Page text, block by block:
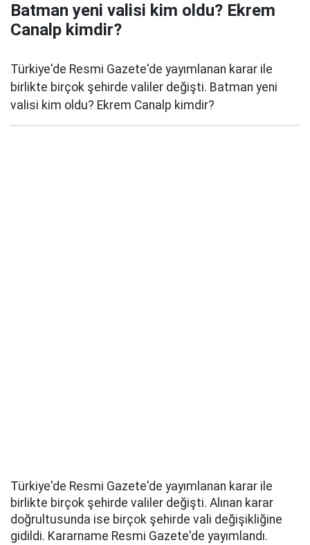
Batman yeni valisi kim oldu? Ekrem
Canalp kimdir?
Türkiye'de Resmi Gazete'de yayımlanan karar ile
birlikte birçok şehirde valiler değişti. Batman yeni
valisi kim oldu? Ekrem Canalp kimdir?
Türkiye'de Resmi Gazete'de yayımlanan karar ile
birlikte birçok şehirde valiler değişti. Alınan karar
doğrultusunda ise birçok şehirde vali değişikliğine
gidildi. Kararname Resmi Gazete'de yayımlandı.